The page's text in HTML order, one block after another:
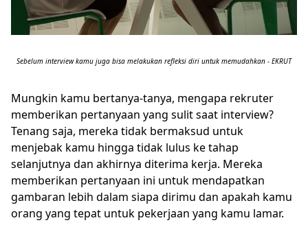
Sebelum interview kamu juga bisa melakukan refleksi diri untuk memudahkan - EKRUT
Mungkin kamu bertanya-tanya, mengapa rekruter
memberikan pertanyaan yang sulit saat interview?
Tenang saja, mereka tidak bermaksud untuk
menjebak kamu hingga tidak lulus ke tahap
selanjutnya dan akhirnya diterima kerja. Mereka
memberikan pertanyaan ini untuk mendapatkan
gambaran lebih dalam siapa dirimu dan apakah kamu
orang yang tepat untuk pekerjaan yang kamu lamar.